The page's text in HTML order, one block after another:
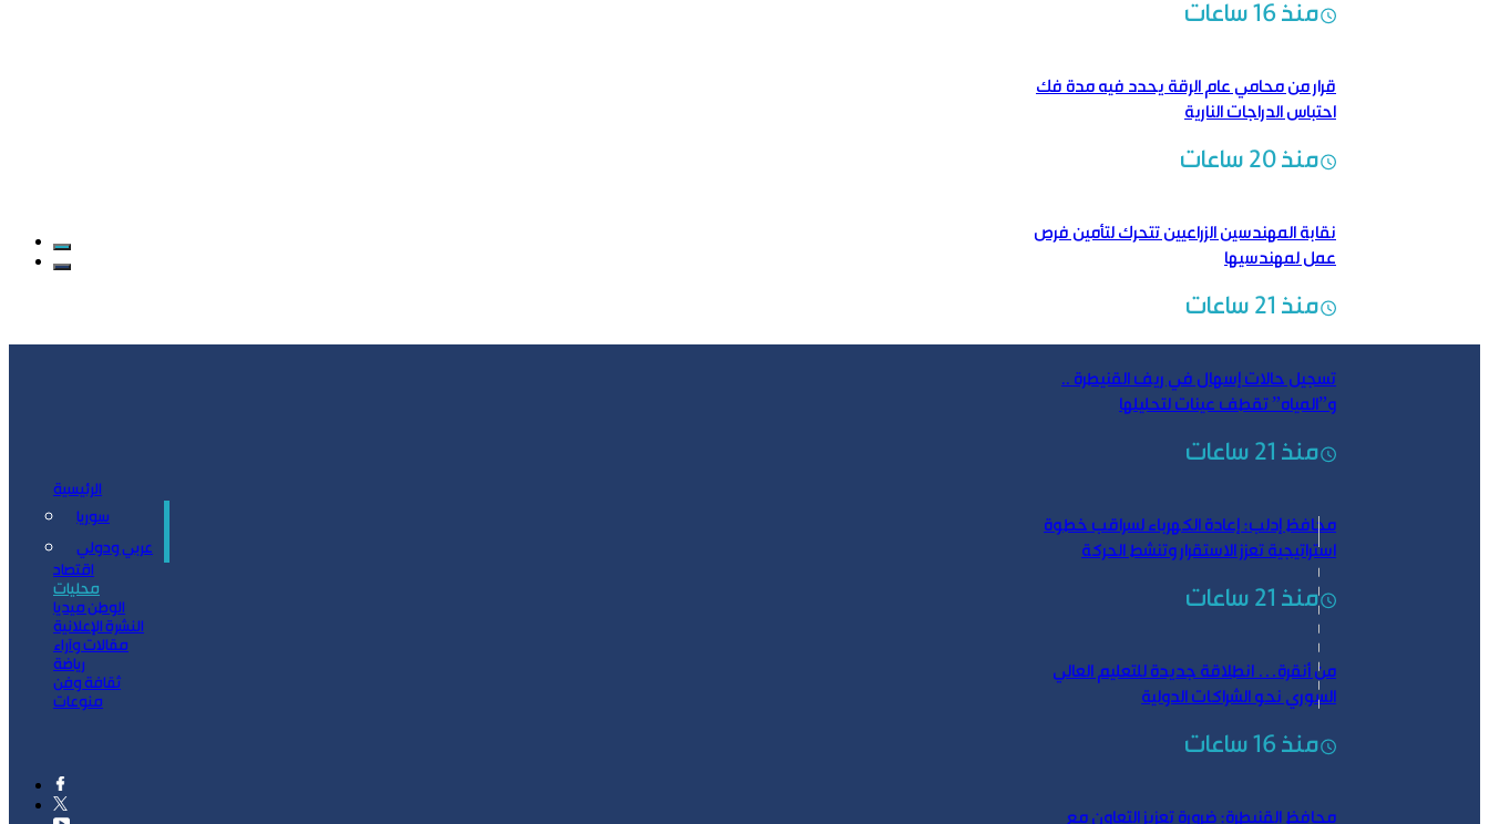
منذ 16 ساعات
قرار من محامي عام الرقة يحدد فيه مدة فك
احتباس الدراجات النارية
منذ 20 ساعات
نقابة المهندسين الزراعيين تتحرك لتأمين فرص
عمل لمهندسيها
منذ 21 ساعات
تسجيل حالات إسهال في ريف القنيطرة ..
و”المياه” تقطف عينات لتحليلها
منذ 21 ساعات
محافظ إدلب: إعادة الكهرباء لسراقب خطوة
استراتيجية تعزز الاستقرار وتنشط الحركة
الاقتصادية
منذ 21 ساعات
من أنقرة… انطلاقة جديدة للتعليم العالي
السوري نحو الشراكات الدولية
منذ 16 ساعات
محافظ القنيطرة: ضرورة تعزيز التعاون مع
الرئيسية
سوريا
عربي ودولي
اقتصاد
محليات
الوطن ميديا
النشرة الإعلانية
مقالات وآراء
رياضة
ثقافة وفن
منوعات